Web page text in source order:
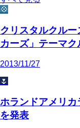
💠
クリスタルクル
カーズ」テーマ
2013/11/27
🌷
ホランドアメリ
を発表